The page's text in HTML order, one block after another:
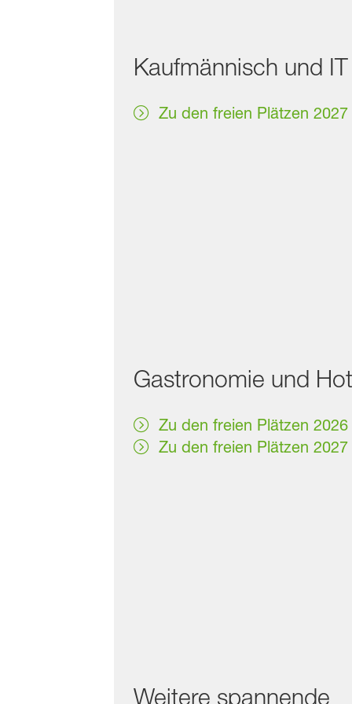
Kaufmännisch und
Zu den freien Plätzen 2027
Gastronomie und
Zu den freien Plätzen 2026
Zu den freien Plätzen 2027
Weitere spannende